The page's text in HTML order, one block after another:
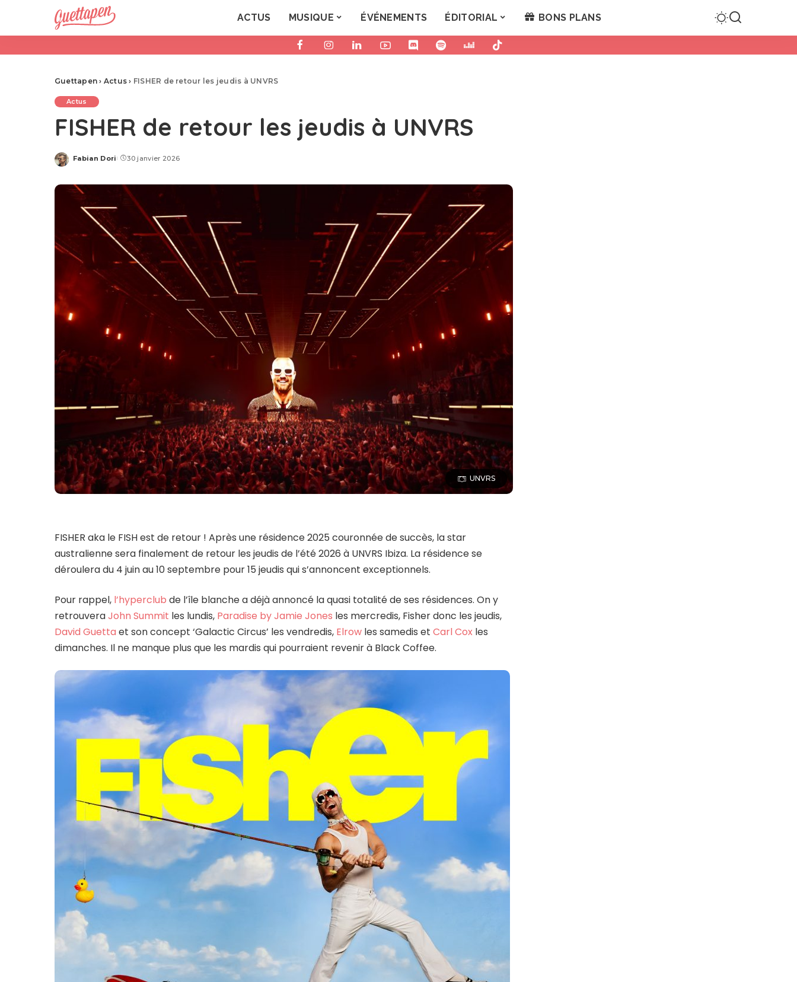
ACTUS MUSIQUE ÉVÉNEMENTS ÉDITORIAL BONS PLANS
Guettapen › Actus › FISHER de retour les jeudis à UNVRS
Actus
FISHER de retour les jeudis à UNVRS
Posted
Fabian Dori 30 janvier 2026
UNVRS
FISHER aka le FISH est de retour ! Après une résidence 2025 couronnée de succès, la star
australienne sera finalement de retour les jeudis de l’été 2026 à UNVRS Ibiza. La résidence se
déroulera du 4 juin au 10 septembre pour 15 jeudis qui s’annoncent exceptionnels.
Pour rappel, l’hyperclub de l’île blanche a déjà annoncé la quasi totalité de ses résidences. On y
retrouveraJohn Summit les lundis, Paradise by Jamie Jones les mercredis, Fisher donc les jeudis,
David Guetta et son concept ‘Galactic Circus’ les vendredis, Elrow les samedis etCarl Cox les
dimanches. Il ne manque plus que les mardis qui pourraient revenir à Black Coffee.